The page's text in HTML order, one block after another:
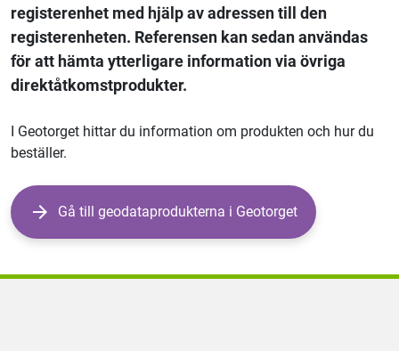
registerenhet med hjälp av adressen till den
registerenheten. Referensen kan sedan användas
för att hämta ytterligare information via övriga
direktåtkomstprodukter.
I Geotorget hittar du information om produkten och hur du
beställer.
Gå till geodataprodukterna i Geotorget